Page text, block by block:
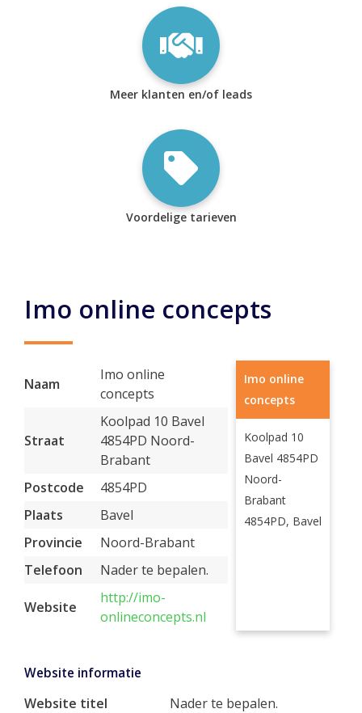
Meer klanten en/of leads
Voordelige tarieven
Imo online concepts
Naam
Imo online
concepts
Straat
Koolpad 10 Bavel
4854PD Noord-
Brabant
Postcode
4854PD
Plaats
Bavel
Provincie
Noord-Brabant
Telefoon
Nader te bepalen.
Website
http://imo-
onlineconcepts.nl
Imo online
concepts
Koolpad 10
Bavel 4854PD
Noord-
Brabant
4854PD, Bavel
Website informatie
Website titel
Nader te bepalen.